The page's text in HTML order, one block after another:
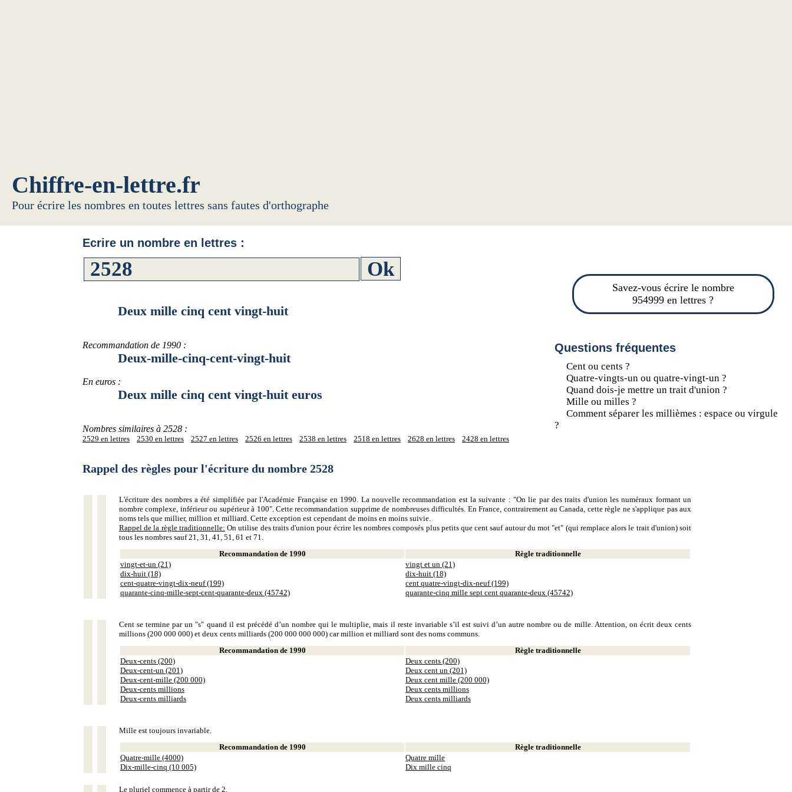
Chiffre-en-lettre.fr
Pour écrire les nombres en toutes lettres sans fautes d'orthographe
Savez-vous écrire le nombre
954999 en lettres ?
Questions fréquentes
Cent ou cents ?
Quatre-vingts-un ou quatre-vingt-un ?
Quand dois-je mettre un trait d'union ?
Mille ou milles ?
Comment séparer les millièmes : espace ou virgule
?
Ecrire un nombre en lettres :
Deux mille cinq cent vingt-huit
Recommandation de 1990 :
Deux-mille-cinq-cent-vingt-huit
En euros :
Deux mille cinq cent vingt-huit euros
Nombres similaires à 2528 :
2529 en lettres 2530 en lettres 2527 en lettres 2526 en lettres 2538 en lettres 2518 en lettres 2628 en lettres 2428 en lettres
Rappel des règles pour l'écriture du nombre 2528
L'écriture des nombres a été simplifiée par l'Académie Française en 1990. La nouvelle recommandation est la suivante : "On lie par des traits d'union les numéraux formant un
nombre complexe, inférieur ou supérieur à 100". Cette recommandation supprime de nombreuses difficultés. En France, contrairement au Canada, cette règle ne s'applique pas aux
noms tels que millier, million et milliard. Cette exception est cependant de moins en moins suivie.
Rappel de la règle traditionnelle: On utilise des traits d'union pour écrire les nombres composés plus petits que cent sauf autour du mot "et" (qui remplace alors le trait d'union) soit
tous les nombres sauf 21, 31, 41, 51, 61 et 71.
Recommandation de 1990
Règle traditionnelle
vingt-et-un (21)
dix-huit (18)
cent-quatre-vingt-dix-neuf (199)
quarante-cinq-mille-sept-cent-quarante-deux (45742)
vingt et un (21)
dix-huit (18)
cent quatre-vingt-dix-neuf (199)
quarante-cinq mille sept cent quarante-deux (45742)
Cent se termine par un "s" quand il est précédé d’un nombre qui le multiplie, mais il reste invariable s’il est suivi d’un autre nombre ou de mille. Attention, on écrit deux cents
millions (200 000 000) et deux cents milliards (200 000 000 000) car million et milliard sont des noms communs.
Recommandation de 1990
Règle traditionnelle
Deux-cents (200)
Deux-cent-un (201)
Deux-cent-mille (200 000)
Deux-cents millions
Deux-cents milliards
Deux cents (200)
Deux cent un (201)
Deux cent mille (200 000)
Deux cents millions
Deux cents milliards
Mille est toujours invariable.
Recommandation de 1990
Règle traditionnelle
Quatre-mille (4000)
Dix-mille-cinq (10 005)
Quatre mille
Dix mille cinq
Le pluriel commence à partir de 2.